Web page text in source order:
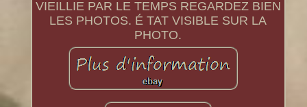
VIEILLIE PAR LE TEMPS REGARDEZ BIEN
LES PHOTOS. É TAT VISIBLE SUR LA
PHOTO.